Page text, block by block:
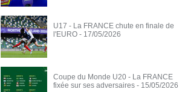
U17 - La FRANCE chute en finale de
l'EURO - 17/05/2026
Coupe du Monde U20 - La FRANCE
fixée sur ses adversaires - 15/05/2026